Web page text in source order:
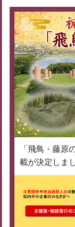
「飛鳥・藤原
載が決定しま